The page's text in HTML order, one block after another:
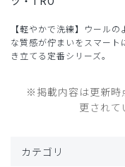
【軽やかで洗練】ウールの
な質感が佇まいをスマート
き立てる定番シリーズ。
※掲載内容は更新時
更されて
カテゴリ